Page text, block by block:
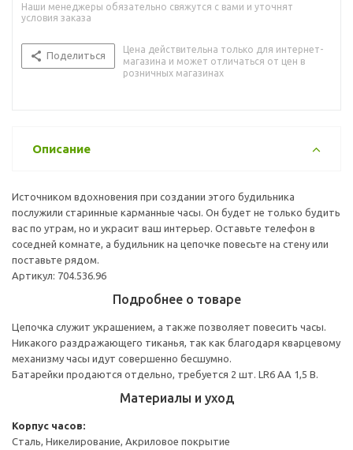
Наши менеджеры обязательно свяжутся с вами и уточнят
условия заказа
Поделиться
Цена действительна только для интернет-
магазина и может отличаться от цен в
розничных магазинах
Описание
Источником вдохновения при создании этого будильника
послужили старинные карманные часы. Он будет не только будить
вас по утрам, но и украсит ваш интерьер. Оставьте телефон в
соседней комнате, а будильник на цепочке повесьте на стену или
поставьте рядом.
Артикул: 704.536.96
Подробнее о товаре
Цепочка служит украшением, а также позволяет повесить часы.
Никакого раздражающего тиканья, так как благодаря кварцевому
механизму часы идут совершенно бесшумно.
Батарейки продаются отдельно, требуется 2 шт. LR6 АА 1,5 В.
Материалы и уход
Корпус часов:
Сталь, Никелирование, Акриловое покрытие